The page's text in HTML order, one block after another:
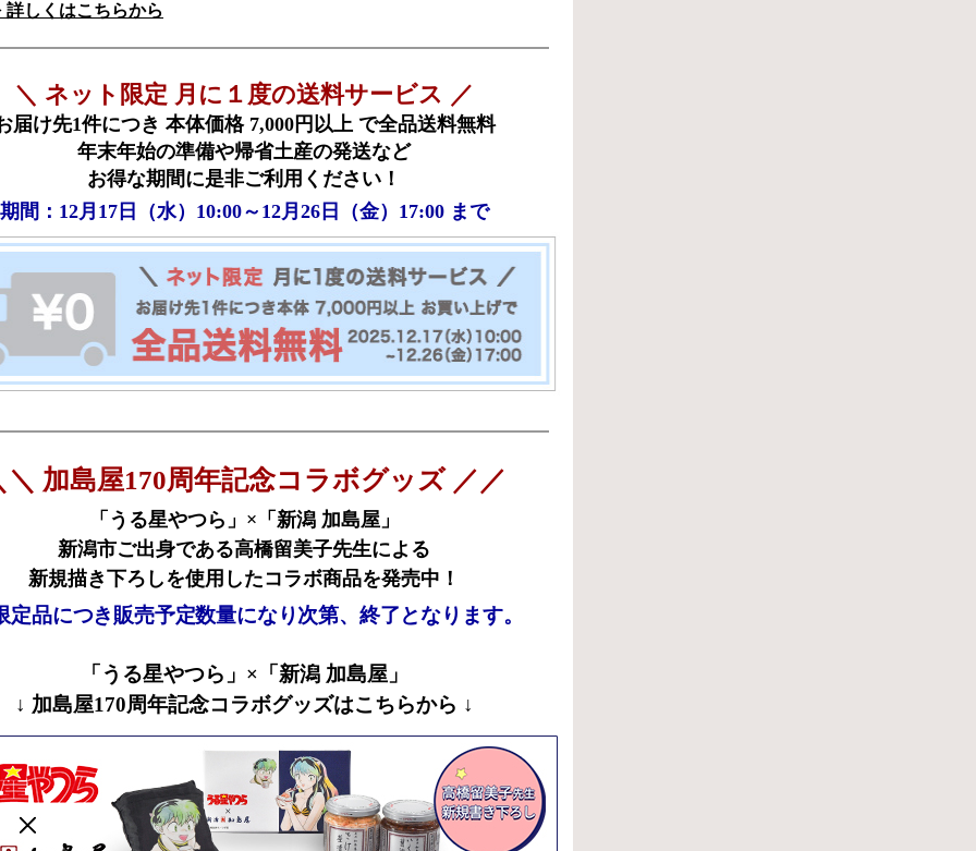
詳しくはこちらから
＼ ネット限定 月に１度の送料サービス ／
届け先1件につき 本体価格 7,000円以上 で全品送料無料
年末年始の準備や帰省土産の発送など
お得な期間に是非ご利用ください！
期間：12月17日（水）10:00～12月26日（金）17:00 まで
＼ 加島屋170周年記念コラボグッズ ／／
「うる星やつら」×「新潟 加島屋」
新潟市ご出身である高橋留美子先生による
新規描き下ろしを使用したコラボ商品を発売中！
品につき販売予定数量になり次第、終了となります。
「うる星やつら」×「新潟 加島屋」
↓ 加島屋170周年記念コラボグッズはこちらから ↓